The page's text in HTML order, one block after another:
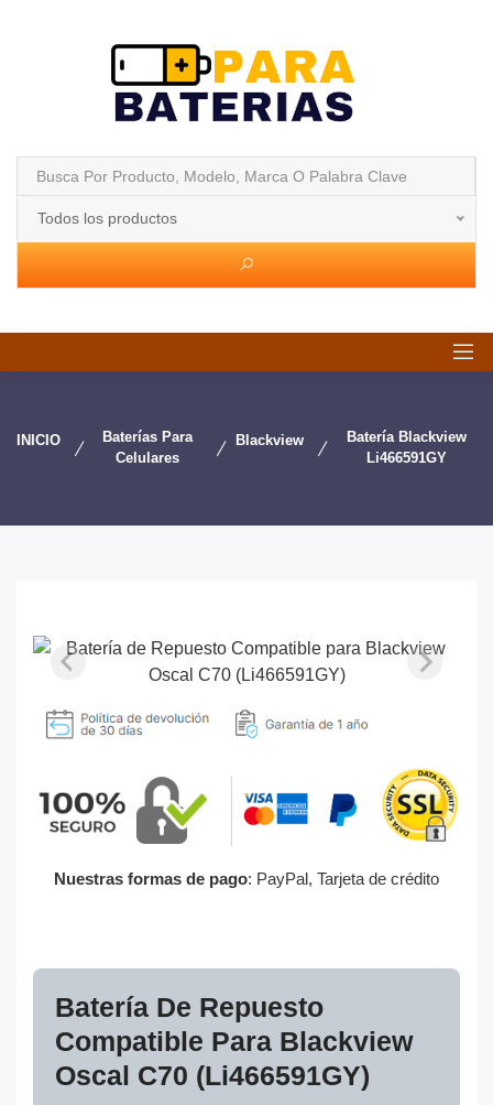
Todos los productos
INICIO
Baterías Para
Celulares
Blackview
Batería Blackview
Li466591GY
Nuestras formas de pago: PayPal, Tarjeta de crédito
Batería De Repuesto
Compatible Para Blackview
Oscal C70 (Li466591GY)